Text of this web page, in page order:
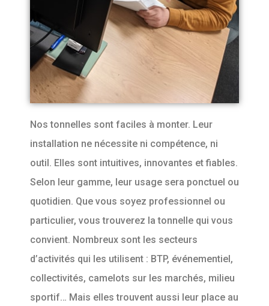
Nos tonnelles sont faciles à monter. Leur
installation ne nécessite ni compétence, ni
outil. Elles sont intuitives, innovantes et fiables.
Selon leur gamme, leur usage sera ponctuel ou
quotidien. Que vous soyez professionnel ou
particulier, vous trouverez la tonnelle qui vous
convient. Nombreux sont les secteurs
d’activités qui les utilisent : BTP, événementiel,
collectivités, camelots sur les marchés, milieu
sportif… Mais elles trouvent aussi leur place au